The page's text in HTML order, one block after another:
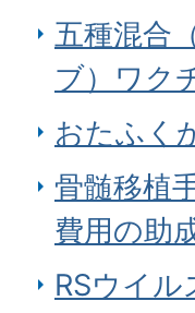
五種混合
ブ）ワク
おたふく
骨髄移植
費用の助
RSウイル